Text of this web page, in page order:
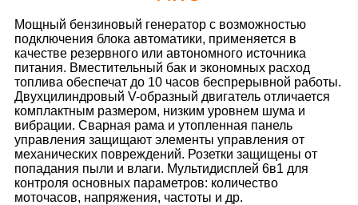
Мощный бензиновый генератор с возможностью
подключения блока автоматики, применяется в
качестве резервного или автономного источника
питания. Вместительный бак и экономных расход
топлива обеспечат до 10 часов беспрерывной работы.
Двухцилиндровый V-образный двигатель отличается
комплактным размером, низким уровнем шума и
вибрации. Сварная рама и утопленная панель
управления защищают элементы управления от
механических повреждений. Розетки защищены от
попадания пыли и влаги. Мультидисплей 6в1 для
контроля основных параметров: количество
моточасов, напряжения, частоты и др.